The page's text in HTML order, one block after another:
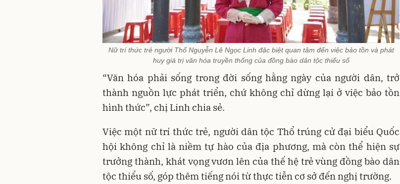
Nữ trí thức trẻ người Thổ Nguyễn Lê Ngọc Linh đặc biệt quan tâm đến việc bảo tồn và phát
huy giá trị văn hóa truyền thống của đồng bào dân tộc thiểu số
“Văn hóa phải sống trong đời sống hằng ngày của người dân, trở
thành nguồn lực phát triển, chứ không chỉ dừng lại ở việc bảo tồn
hình thức”, chị Linh chia sẻ.
Việc một nữ trí thức trẻ, người dân tộc Thổ trúng cử đại biểu Quốc
hội không chỉ là niềm tự hào của địa phương, mà còn thể hiện sự
trưởng thành, khát vọng vươn lên của thế hệ trẻ vùng đồng bào dân
tộc thiểu số, góp thêm tiếng nói từ thực tiễn cơ sở đến nghị trường.